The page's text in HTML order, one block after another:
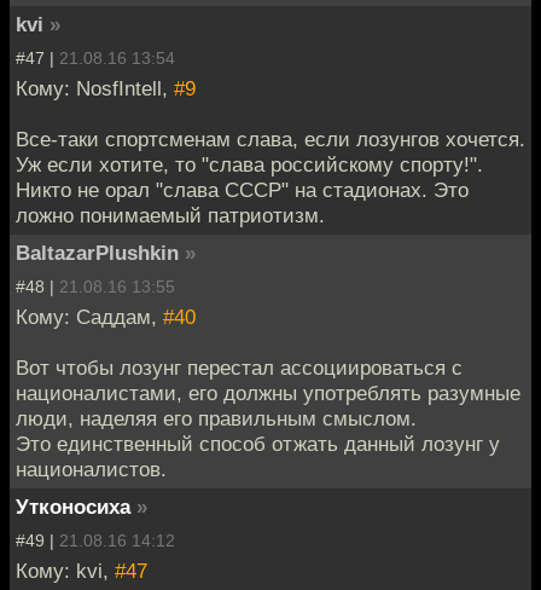
kvi »
#47 | 21.08.16 13:54
Кому: NosfIntell, #9
Все-таки спортсменам слава, если лозунгов хочется.
Уж если хотите, то "слава российскому спорту!".
Никто не орал "слава СССР" на стадионах. Это
ложно понимаемый патриотизм.
BaltazarPlushkin »
#48 | 21.08.16 13:55
Кому: Саддам, #40
Вот чтобы лозунг перестал ассоциироваться с
националистами, его должны употреблять разумные
люди, наделяя его правильным смыслом.
Это единственный способ отжать данный лозунг у
националистов.
Утконосиха »
#49 | 21.08.16 14:12
Кому: kvi, #47